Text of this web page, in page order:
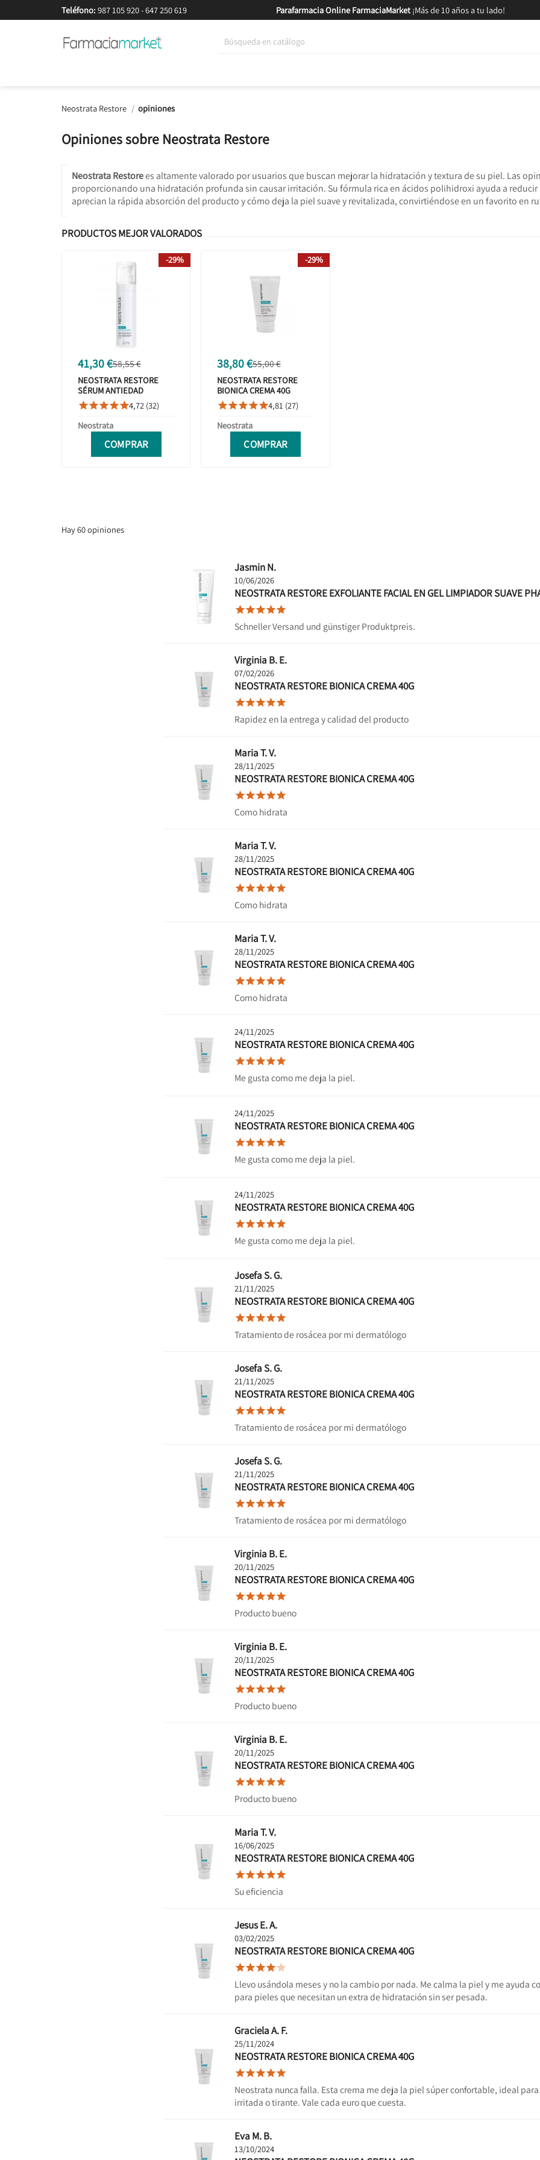
Teléfono: 987 105 920-647 250 619 Parafarmacia Online FarmaciaMarket¡Más de 10 años a tu lado!
Neostrata Restore opiniones
Opiniones sobre Neostrata Restore
Neostrata Restorees altamente valorado por usuarios que buscan mejorar la hidratación y textura de su piel. Las
proporcionando una hidratación profunda sin causar irritación. Su fórmula rica en ácidos polihidroxi ayuda a reducir
aprecian la rápida absorción del producto y cómo deja la piel suave y revitalizada, convirtiéndose en un favorito en
PRODUCTOS MEJOR VALORADOS
41,30 €58,55 €
NEOSTRATA RESTORE
SÉRUM ANTIEDAD
ANTIROJECES 29 G
4,72 (32)
Neostrata
COMPRAR
-29%
38,80 €55,00 €
NEOSTRATA RESTORE
BIONICA CREMA 40G
4,81 (27)
Neostrata
COMPRAR
-29%
Hay 60 opiniones
Jasmin N.
10/06/2026
NEOSTRATA RESTORE EXFOLIANTE FACIAL EN GEL LIMPIADOR SUAVE

Schneller Versand und günstiger Produktpreis.
Virginia B. E.
07/02/2026
NEOSTRATA RESTORE BIONICA CREMA 40G

Rapidez en la entrega y calidad del producto
Maria T. V.
28/11/2025
NEOSTRATA RESTORE BIONICA CREMA 40G

Como hidrata
Maria T. V.
28/11/2025
NEOSTRATA RESTORE BIONICA CREMA 40G

Como hidrata
Maria T. V.
28/11/2025
NEOSTRATA RESTORE BIONICA CREMA 40G

Como hidrata
24/11/2025
NEOSTRATA RESTORE BIONICA CREMA 40G

Me gusta como me deja la piel.
24/11/2025
NEOSTRATA RESTORE BIONICA CREMA 40G

Me gusta como me deja la piel.
24/11/2025
NEOSTRATA RESTORE BIONICA CREMA 40G

Me gusta como me deja la piel.
Josefa S. G.
21/11/2025
NEOSTRATA RESTORE BIONICA CREMA 40G

Tratamiento de rosácea por mi dermatólogo
Josefa S. G.
21/11/2025
NEOSTRATA RESTORE BIONICA CREMA 40G

Tratamiento de rosácea por mi dermatólogo
Josefa S. G.
21/11/2025
NEOSTRATA RESTORE BIONICA CREMA 40G

Tratamiento de rosácea por mi dermatólogo
Virginia B. E.
20/11/2025
NEOSTRATA RESTORE BIONICA CREMA 40G

Producto bueno
Virginia B. E.
20/11/2025
NEOSTRATA RESTORE BIONICA CREMA 40G

Producto bueno
Virginia B. E.
20/11/2025
NEOSTRATA RESTORE BIONICA CREMA 40G

Producto bueno
Maria T. V.
16/06/2025
NEOSTRATA RESTORE BIONICA CREMA 40G

Su eficiencia
Jesus E. A.
03/02/2025
NEOSTRATA RESTORE BIONICA CREMA 40G

Llevo usándola meses y no la cambio por nada. Me calma la piel y me ayuda
para pieles que necesitan un extra de hidratación sin ser pesada.
Graciela A. F.
25/11/2024
NEOSTRATA RESTORE BIONICA CREMA 40G

Neostrata nunca falla. Esta crema me deja la piel súper confortable, ideal
irritada o tirante. Vale cada euro que cuesta.
Eva M. B.
13/10/2024